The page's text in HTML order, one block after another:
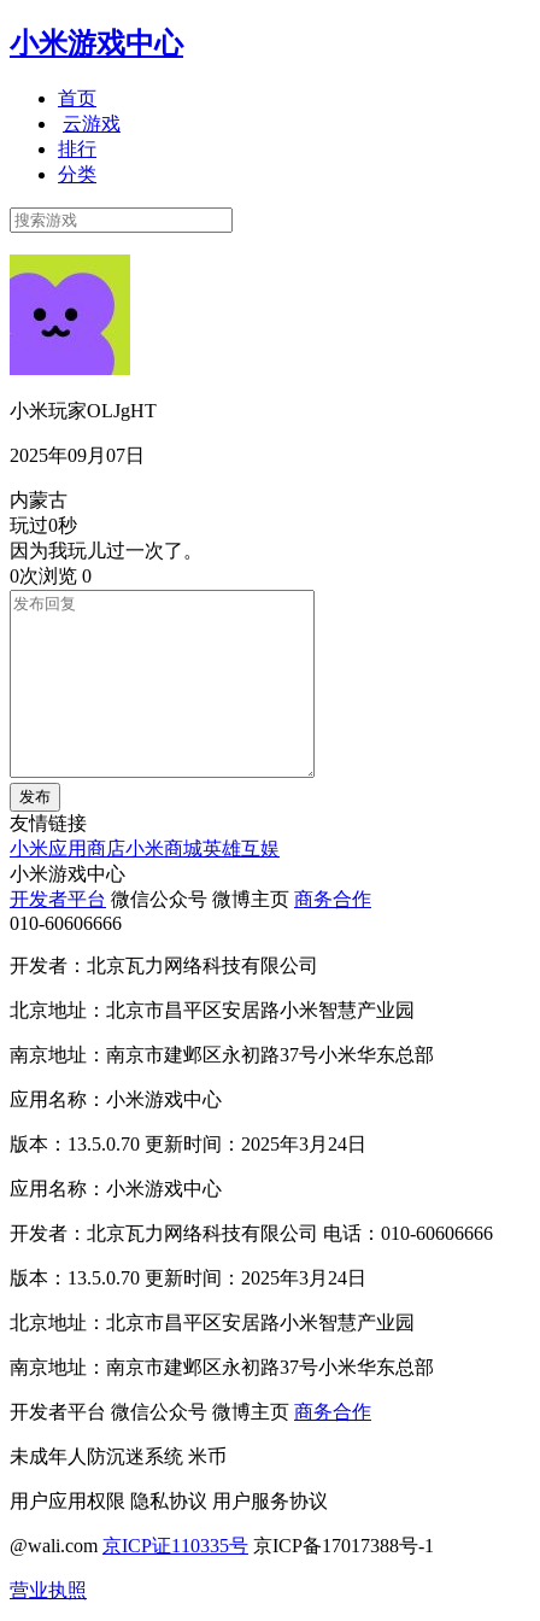
小米游戏中心
首页
云游戏
排行
分类
小米玩家OLJgHT
2025年09月07日
内蒙古
玩过0秒
因为我玩儿过一次了。
0次浏览 0
发布
友情链接
小米应用商店小米商城英雄互娱
小米游戏中心
开发者平台 微信公众号 微博主页 商务合作
010-60606666
开发者：北京瓦力网络科技有限公司
北京地址：北京市昌平区安居路小米智慧产业园
南京地址：南京市建邺区永初路37号小米华东总部
应用名称：小米游戏中心
版本：13.5.0.70 更新时间：2025年3月24日
应用名称：小米游戏中心
开发者：北京瓦力网络科技有限公司 电话：010-60606666
版本：13.5.0.70 更新时间：2025年3月24日
北京地址：北京市昌平区安居路小米智慧产业园
南京地址：南京市建邺区永初路37号小米华东总部
开发者平台 微信公众号 微博主页 商务合作
未成年人防沉迷系统 米币
用户应用权限 隐私协议 用户服务协议
@wali.com 京ICP证110335号 京ICP备17017388号-1
营业执照